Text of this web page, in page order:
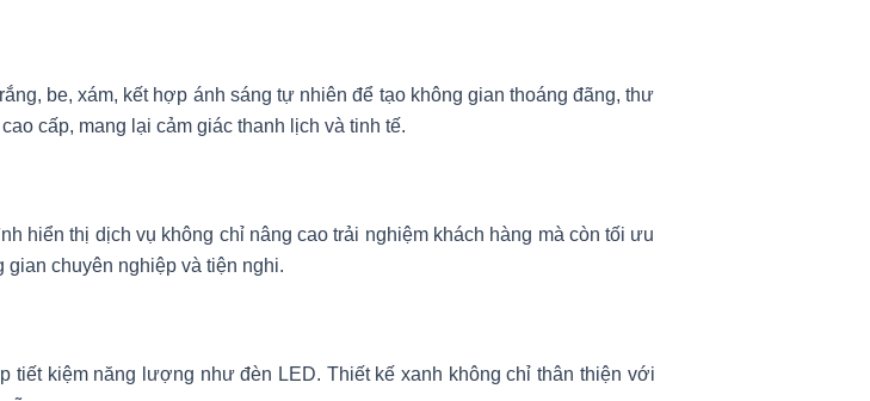
be, xám, kết hợp ánh sáng tự nhiên để tạo không gian thoáng đãng, thư
cấp, mang lại cảm giác thanh lịch và tinh tế.
hiển thị dịch vụ không chỉ nâng cao trải nghiệm khách hàng mà còn tối ưu
gian chuyên nghiệp và tiện nghi.
tiết kiệm năng lượng như đèn LED. Thiết kế xanh không chỉ thân thiện với